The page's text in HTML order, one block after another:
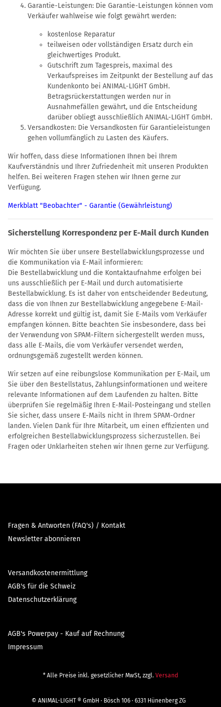
Garantie-Leistungen: Die Garantie-Leistungen können vom
Verkäufer wahlweise wie folgt gewährt werden:
kostenlose Reparatur
teilweisen oder vollständigen Ersatz durch ein
gleichwertiges Produkt.
Gutschrift zum Tagespreis, maximal des
Verkaufspreises im Zeitpunkt der Bestellung auf das
Kundenkonto bei ANIMAL-LIGHT GmbH.
Betragsrückerstattungen werden nur in
Ausnahmefällen gewährt, und die Entscheidung
darüber obliegt ausschließlich ANIMAL-LIGHT GmbH.
Versandkosten: Die Versandkosten für Garantieleistungen
gehen vollumfänglich zu Lasten des Käufers.
Wir hoffen, dass diese Informationen Ihnen bei Ihrem
Kaufverständnis und Ihrer Zufriedenheit mit unseren Produkten
helfen. Bei weiteren Fragen stehen wir Ihnen gerne zur
Verfügung.
Merkblatt "Beobachter" - Garantie (Gewährleistung)
Sicherstellung Korrespondenz per E-Mail durch Kunden
Wir möchten Sie über unsere Bestellabwicklungsprozesse und
die Kommunikation via E-Mail informieren:
Die Bestellabwicklung und die Kontaktaufnahme erfolgen bei
uns ausschließlich per E-Mail und durch automatisierte
Bestellabwicklung. Es ist daher von entscheidender Bedeutung,
dass die von Ihnen zur Bestellabwicklung angegebene E-Mail-
Adresse korrekt und gültig ist, damit Sie E-Mails vom Verkäufer
empfangen können. Bitte beachten Sie insbesondere, dass bei
der Verwendung von SPAM-Filtern sichergestellt werden muss,
dass alle E-Mails, die vom Verkäufer versendet werden,
ordnungsgemäß zugestellt werden können.
Wir setzen auf eine reibungslose Kommunikation per E-Mail, um
Sie über den Bestellstatus, Zahlungsinformationen und weitere
relevante Informationen auf dem Laufenden zu halten. Bitte
überprüfen Sie regelmäßig Ihren E-Mail-Posteingang und stellen
Sie sicher, dass unsere E-Mails nicht in Ihrem SPAM-Ordner
landen. Vielen Dank für Ihre Mitarbeit, um einen effizienten und
erfolgreichen Bestellabwicklungsprozess sicherzustellen. Bei
Fragen oder Unklarheiten stehen wir Ihnen gerne zur Verfügung.
Fragen & Antworten (FAQ's) / Kontakt
Newsletter abonnieren
Versandkostenermittlung
AGB's für die Schweiz
Datenschutzerklärung
AGB's Powerpay - Kauf auf Rechnung
Impressum
* Alle Preise inkl. gesetzlicher MwSt, zzgl. Versand
© ANIMAL-LIGHT ® GmbH · Bösch 106 · 6331 Hünenberg ZG